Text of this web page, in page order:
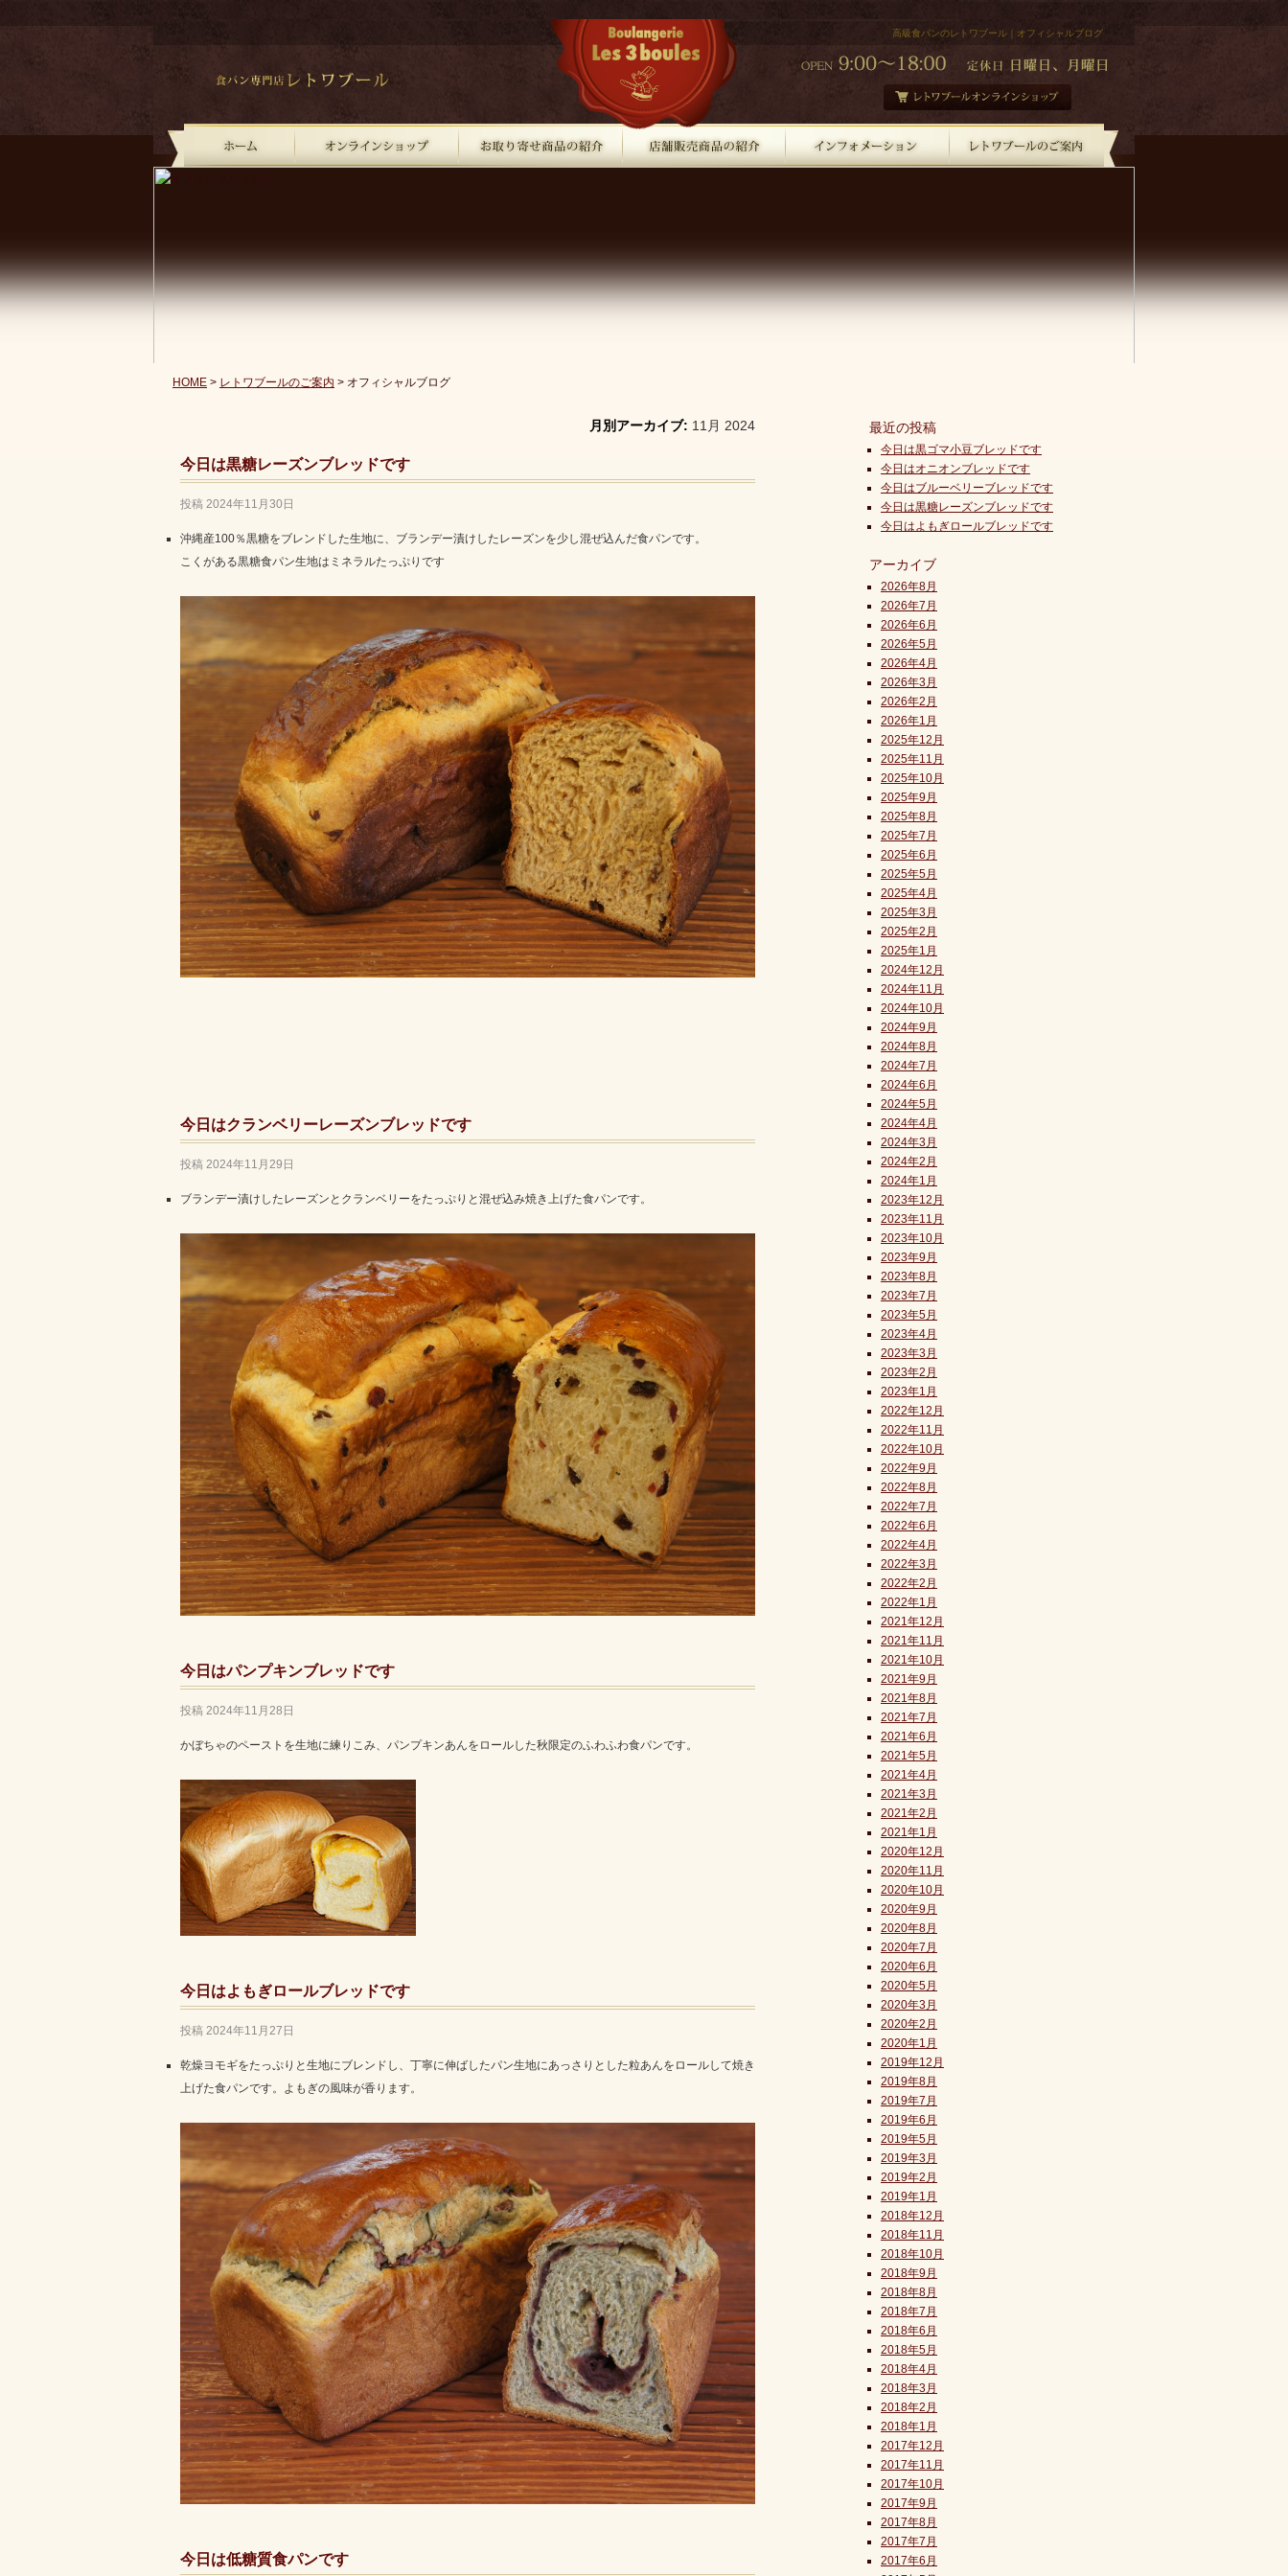
高級食パンのレトワブール｜オフィシャルブログ
HOME > レトワブールのご案内 > オフィシャルブログ
最近の投稿
今日は黒ゴマ小豆ブレッドです
今日はオニオンブレッドです
今日はブルーベリーブレッドです
今日は黒糖レーズンブレッドです
今日はよもぎロールブレッドです
アーカイブ
2026年8月
2026年7月
2026年6月
2026年5月
2026年4月
2026年3月
2026年2月
2026年1月
2025年12月
2025年11月
2025年10月
2025年9月
2025年8月
2025年7月
2025年6月
2025年5月
2025年4月
2025年3月
2025年2月
2025年1月
2024年12月
2024年11月
2024年10月
2024年9月
2024年8月
2024年7月
2024年6月
2024年5月
2024年4月
2024年3月
2024年2月
2024年1月
2023年12月
2023年11月
2023年10月
2023年9月
2023年8月
2023年7月
2023年5月
2023年4月
2023年3月
2023年2月
2023年1月
2022年12月
2022年11月
2022年10月
2022年9月
2022年8月
2022年7月
2022年6月
2022年4月
2022年3月
2022年2月
2022年1月
2021年12月
2021年11月
2021年10月
2021年9月
2021年8月
2021年7月
2021年6月
2021年5月
2021年4月
2021年3月
2021年2月
2021年1月
2020年12月
2020年11月
2020年10月
2020年9月
2020年8月
2020年7月
2020年6月
2020年5月
2020年3月
2020年2月
2020年1月
2019年12月
2019年8月
2019年7月
2019年6月
2019年5月
2019年3月
2019年2月
2019年1月
2018年12月
2018年11月
2018年10月
2018年9月
2018年8月
2018年7月
2018年6月
2018年5月
2018年4月
2018年3月
2018年2月
2018年1月
2017年12月
2017年11月
2017年10月
2017年9月
2017年8月
2017年7月
2017年6月
月別アーカイブ: 11月 2024
今日は黒糖レーズンブレッドです
投稿 2024年11月30日
沖縄産100％黒糖をブレンドした生地に、ブランデー漬けしたレーズンを少し混ぜ込んだ食パンです。
こくがある黒糖食パン生地はミネラルたっぷりです
今日はクランベリーレーズンブレッドです
投稿 2024年11月29日
ブランデー漬けしたレーズンとクランベリーをたっぷりと混ぜ込み焼き上げた食パンです。
今日はパンプキンブレッドです
投稿 2024年11月28日
かぼちゃのペーストを生地に練りこみ、パンプキンあんをロールした秋限定のふわふわ食パンです。
今日はよもぎロールブレッドです
投稿 2024年11月27日
乾燥ヨモギをたっぷりと生地にブレンドし、丁寧に伸ばしたパン生地にあっさりとした粒あんをロールして焼き
上げた食パンです。よもぎの風味が香ります。
今日は低糖質食パンです